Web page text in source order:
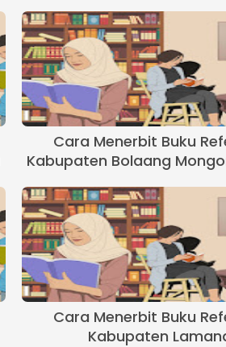
Cara Menerbit Buku
Kabupaten Bolaang
Cara Menerbit Buku
Kabupaten